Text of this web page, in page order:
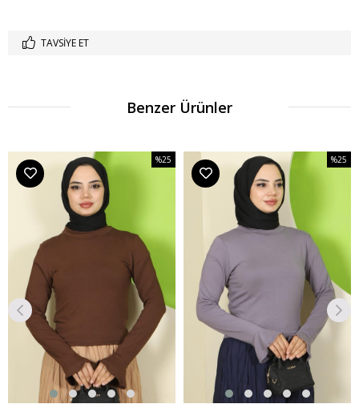
TAVSIYE ET
Benzer Ürünler
%25
%25